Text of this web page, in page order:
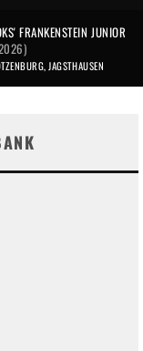
FRANKENSTEIN JUNIOR
JAGSTHAUSEN